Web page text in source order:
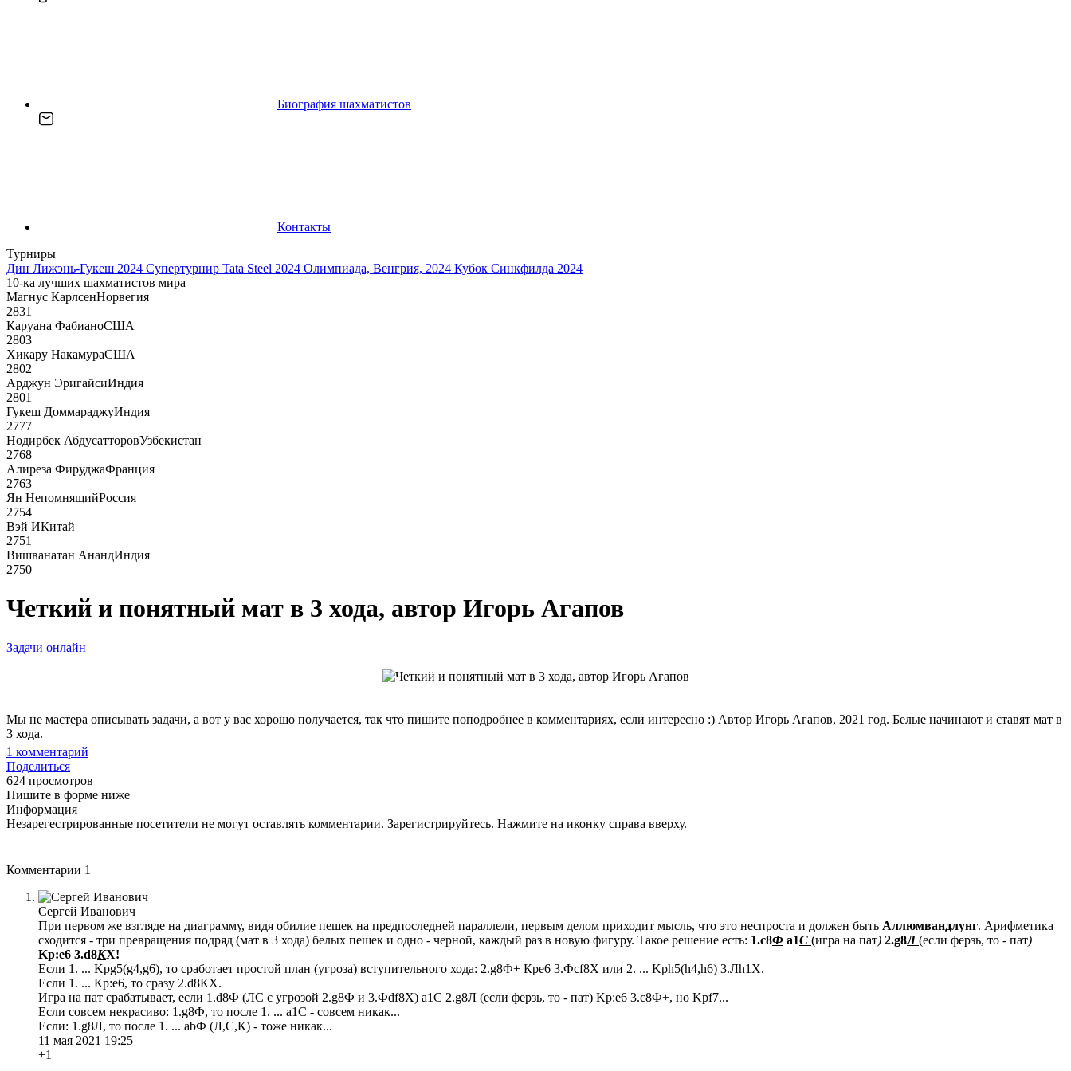
Биография шахматистов
Контакты
Турниры
Дин Лижэнь-Гукеш 2024 Супертурнир Tata Steel 2024 Олимпиада, Венгрия, 2024 Кубок Синкфилда 2024
10-ка лучших шахматистов мира
Магнус КарлсенНорвегия
2831
Каруана ФабианоСША
2803
Хикару НакамураСША
2802
Арджун ЭригайсиИндия
2801
Гукеш ДоммараджуИндия
2777
Нодирбек АбдусатторовУзбекистан
2768
Алиреза ФируджаФранция
2763
Ян НепомнящийРоссия
2754
Вэй ИКитай
2751
Вишванатан АнандИндия
2750
Четкий и понятный мат в 3 хода, автор Игорь Агапов
Задачи онлайн
Мы не мастера описывать задачи, а вот у вас хорошо получается, так что пишите поподробнее в комментариях, если интересно :) Автор Игорь Агапов, 2021 год. Белые начинают и ставят мат в
3 хода.
1 комментарий
Поделиться
624 просмотров
Пишите в форме ниже
Информация
Незарегестрированные посетители не могут оставлять комментарии. Зарегистрируйтесь. Нажмите на иконку справа вверху.
Комментарии 1
Сергей Иванович
При первом же взгляде на диаграмму, видя обилие пешек на предпоследней параллели, первым делом приходит мысль, что это неспроста и должен быть Аллюмвандлунг. Арифметика
сходится - три превращения подряд (мат в 3 хода) белых пешек и одно - черной, каждый раз в новую фигуру. Такое решение есть: 1.c8Ф a1С (игра на пат) 2.g8Л(если ферзь, то - пат)
Kр:e6 3.d8КХ!
Если 1. ... Kрg5(g4,g6), то сработает простой план (угроза) вступительного хода: 2.g8Ф+ Кре6 3.Фcf8Х или 2. ... Kрh5(h4,h6) 3.Лh1Х.
Если 1. ... Кр:е6, то сразу 2.d8КХ.
Игра на пат срабатывает, если 1.d8Ф (ЛС с угрозой 2.g8Ф и 3.Фdf8Х) a1С 2.g8Л (если ферзь, то - пат) Kр:e6 3.c8Ф+, но Kрf7...
Если совсем некрасиво: 1.g8Ф, то после 1. ... а1С - совсем никак...
Если: 1.g8Л, то после 1. ... аbФ (Л,С,К) - тоже никак...
11 мая 2021 19:25
+1